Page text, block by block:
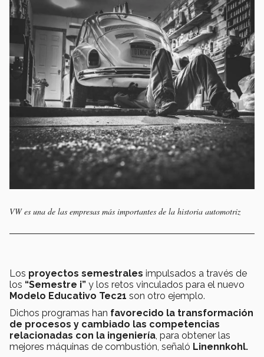
VW es una de las empresas más importantes de la historia automotriz
Los proyectos semestrales impulsados a través de
los “Semestre i” y los retos vinculados para el nuevo
Modelo Educativo Tec21 son otro ejemplo.
Dichos programas han favorecido la transformación
de procesos y cambiado las competencias
relacionadas con la ingeniería, para obtener las
mejores máquinas de combustión, señaló Linennkohl.